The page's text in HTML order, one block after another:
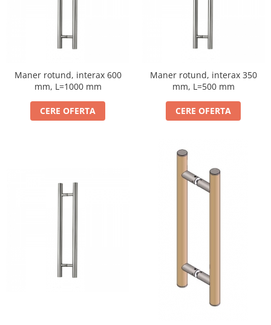
Maner rotund, interax 600
mm, L=1000 mm
CERE OFERTA
Maner rotund, interax 350
mm, L=500 mm
CERE OFERTA